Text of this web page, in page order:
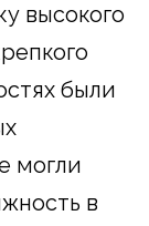
высокого
были
могли
в